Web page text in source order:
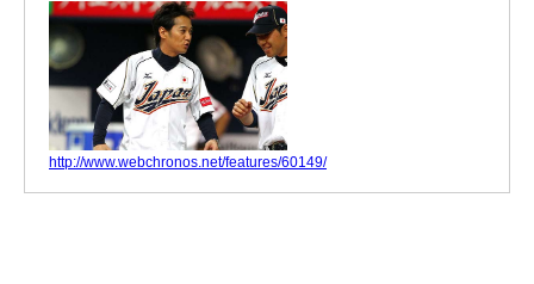
http://www.webchronos.net/features/60149/